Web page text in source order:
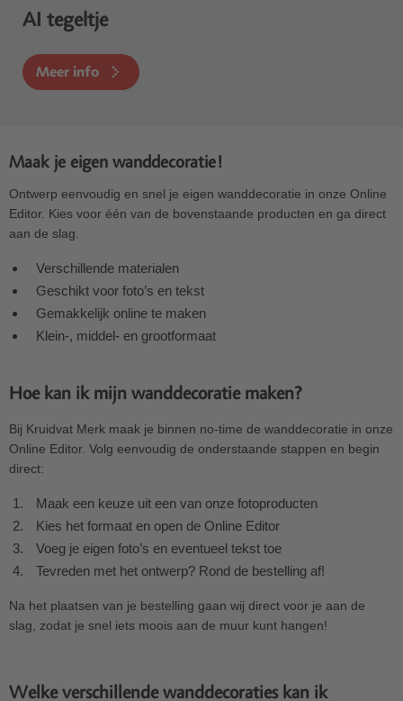
AI tegeltje
Meer info
Maak je eigen wanddecoratie!
Ontwerp eenvoudig en snel je eigen wanddecoratie in onze Online
Editor. Kies voor één van de bovenstaande producten en ga direct
aan de slag.
Verschillende materialen
Geschikt voor foto’s en tekst
Gemakkelijk online te maken
Klein-, middel- en grootformaat
Hoe kan ik mijn wanddecoratie maken?
Bij Kruidvat Merk maak je binnen no-time de wanddecoratie in onze
Online Editor. Volg eenvoudig de onderstaande stappen en begin
direct:
Maak een keuze uit een van onze fotoproducten
Kies het formaat en open de Online Editor
Voeg je eigen foto’s en eventueel tekst toe
Tevreden met het ontwerp? Rond de bestelling af!
Na het plaatsen van je bestelling gaan wij direct voor je aan de
slag, zodat je snel iets moois aan de muur kunt hangen!
Welke verschillende wanddecoraties kan ik